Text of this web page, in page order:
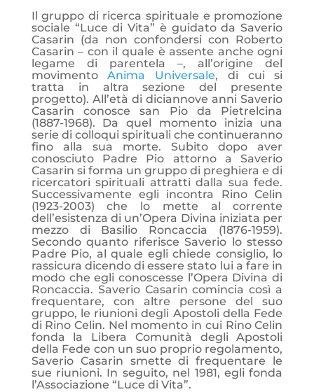
Il gruppo di ricerca spirituale e promozione
sociale “Luce di Vita” è guidato da Saverio
Casarin (da non confondersi con Roberto
Casarin – con il quale è assente anche ogni
legame di parentela –, all’origine del
movimentoAnima Universale, di cui si
tratta in altra sezione del presente
progetto). All’età di diciannove anni Saverio
Casarin conosce san Pio da Pietrelcina
(1887-1968). Da quel momento inizia una
serie di colloqui spirituali che continueranno
fino alla sua morte. Subito dopo aver
conosciuto Padre Pio attorno a Saverio
Casarin si forma un gruppo di preghiera e di
ricercatori spirituali attratti dalla sua fede.
Successivamente egli incontra Rino Celin
(1923-2003) che lo mette al corrente
dell’esistenza di un’Opera Divina iniziata per
mezzo di Basilio Roncaccia (1876-1959).
Secondo quanto riferisce Saverio lo stesso
Padre Pio, al quale egli chiede consiglio, lo
rassicura dicendo di essere stato lui a fare in
modo che egli conoscesse l’Opera Divina di
Roncaccia. Saverio Casarin comincia così a
frequentare, con altre persone del suo
gruppo, le riunioni degli Apostoli della Fede
di Rino Celin. Nel momento in cui Rino Celin
fonda la Libera Comunità degli Apostoli
della Fede con un suo proprio regolamento,
Saverio Casarin smette di frequentare le
sue riunioni. In seguito, nel 1981, egli fonda
l’Associazione “Luce di Vita”.